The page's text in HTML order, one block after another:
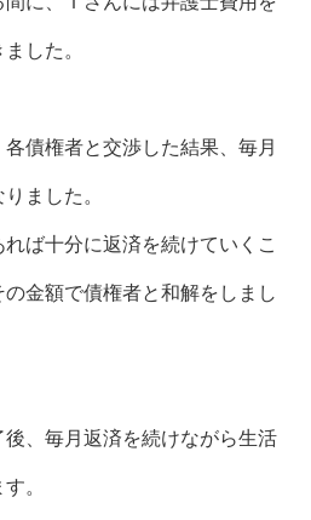
した。
債権者と交渉した結果、毎月
ました。
ば十分に返済を続けていくこ
金額で債権者と和解をしまし
後、毎月返済を続けながら生活
。